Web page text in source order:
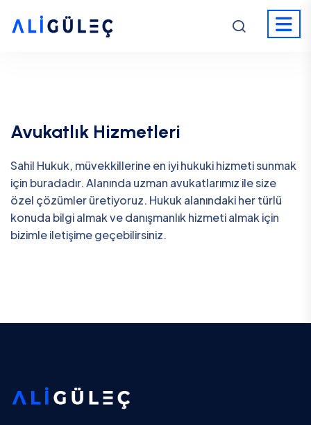
Avukatlık Hizmetleri
Sahil Hukuk, müvekkillerine en iyi hukuki hizmeti sunmak
için buradadır. Alanında uzman avukatlarımız ile size
özel çözümler üretiyoruz. Hukuk alanındaki her türlü
konuda bilgi almak ve danışmanlık hizmeti almak için
bizimle iletişime geçebilirsiniz.